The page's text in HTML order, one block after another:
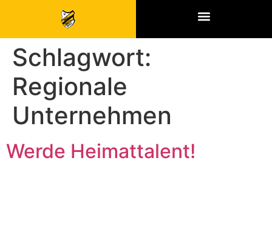
Schlagwort:
Regionale
Unternehmen
Werde Heimattalent!